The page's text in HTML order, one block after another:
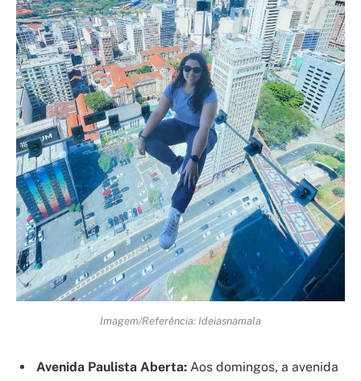
Imagem/Referência: Ideiasnamala
Avenida Paulista Aberta: Aos domingos, a avenida